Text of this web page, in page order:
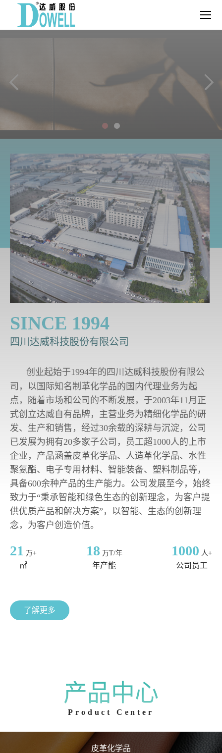
SINCE 1994
四川达威科技股份有限公司
创业起始于1994年的四川达威科技股份有限公
司，以国际知名制革化学品的国内代理业务为起
点，随着市场和公司的不断发展，于2003年11月正
式创立达威自有品牌，主营业务为精细化学品的研
发、生产和销售，经过30余载的深耕与沉淀，公司
已发展为拥有20多家子公司，员工超1000人的上市
企业，产品涵盖皮革化学品、人造革化学品、水性
聚氨酯、电子专用材料、智能装备、塑料制品等，
具备600余种产品的生产能力。公司发展至今，始终
致力于“秉承智能和绿色生态的创新理念，为客户提
供优质产品和解决方案”，以智能、生态的创新理
念，为客户创造价值。
21 万+
㎡
18 万T/年
年产能
1000 人+
公司员工
了解更多
产品中心
Product Center
皮革化学品